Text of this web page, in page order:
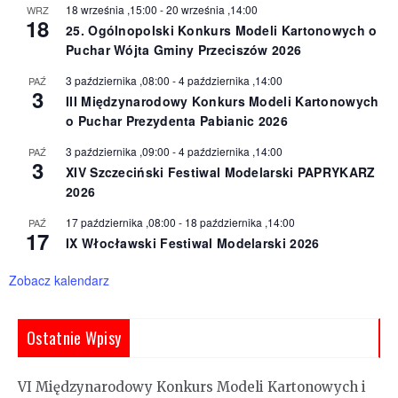
WRZ
18
18 września ,15:00 -20 września ,14:00
25. Ogólnopolski Konkurs Modeli Kartonowych o
Puchar Wójta Gminy Przeciszów 2026
PAŹ
3
3 października ,08:00 -4 października ,14:00
III Międzynarodowy Konkurs Modeli Kartonowych
o Puchar Prezydenta Pabianic 2026
PAŹ
3
3 października ,09:00 -4 października ,14:00
XIV Szczeciński Festiwal Modelarski PAPRYKARZ
2026
PAŹ
17
17 października ,08:00 - 18 października ,14:00
IX Włocławski Festiwal Modelarski 2026
Zobacz kalendarz
Ostatnie Wpisy
VI Międzynarodowy Konkurs Modeli Kartonowych i